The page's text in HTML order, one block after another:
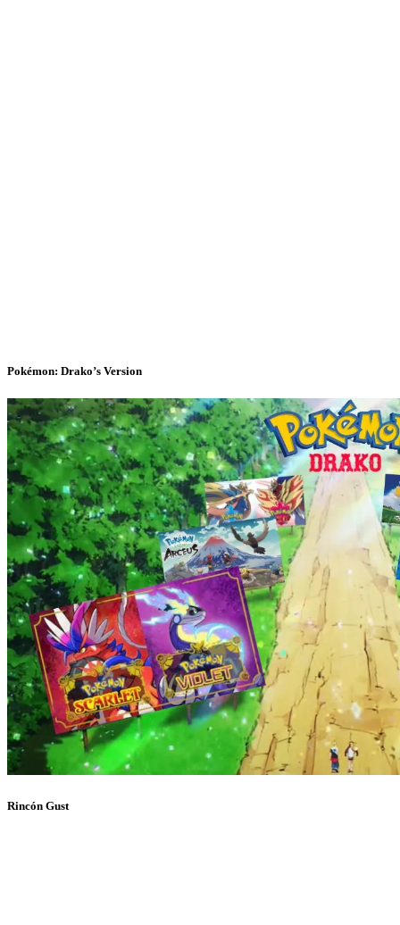
Pokémon: Drako’s Version
Rincón Gust